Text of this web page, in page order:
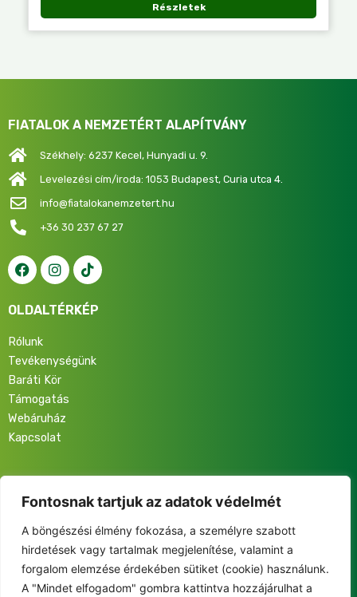
Fontosnak tartjuk az adatok védelmét
A böngészési élmény fokozása, a személyre szabott
hirdetések vagy tartalmak megjelenítése, valamint a
forgalom elemzése érdekében sütiket (cookie) használunk.
A "Mindet elfogadom" gombra kattintva hozzájárulhat a
Részletek
FIATALOK A NEMZETÉRT ALAPÍTVÁNY
Székhely: 6237 Kecel, Hunyadi u. 9.
Levelezési cím/iroda: 1053 Budapest, Curia utca 4.
info@fiatalokanemzetert.hu
+36 30 237 67 27
OLDALTÉRKÉP
Rólunk
Tevékenységünk
Baráti Kör
Támogatás
Webáruház
Kapcsolat
eseményeinkről és közösségünk életéről!